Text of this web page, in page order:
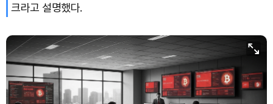
Bitcoin (BTC)
크라고 설명했다.